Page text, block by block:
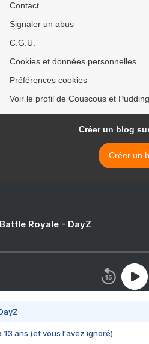
Contact
Signaler un abus
C.G.U.
Cookies et données personnelles
Préférences cookies
Voir le profil de Couscous et
Créer un blog
Créer un
Royale - DayZ
13 ans (et vous l'avez ignoré)